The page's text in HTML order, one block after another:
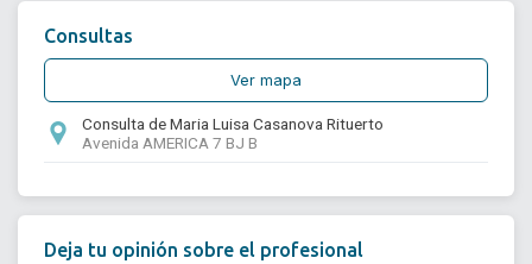
Consultas
Ver mapa
Consulta de Maria Luisa Casanova Rituerto
Avenida AMERICA 7 BJ B
Deja tu opinión sobre el profesional